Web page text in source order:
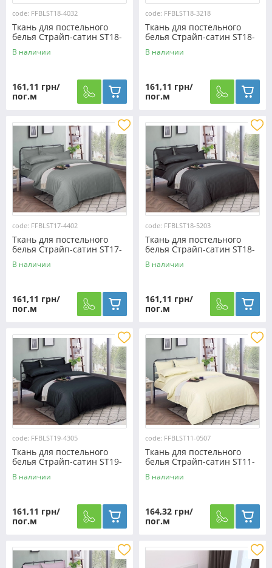
code: FFBLST18-4032
Ткань для постельного
белья Страйп-сатин ST18-
4032 (50м)
В наличии
161,11 грн/
пог.м
code: FFBLST18-3218
Ткань для постельного
белья Страйп-сатин ST18-
3218 (50м)
В наличии
161,11 грн/
пог.м
code: FFBLST17-4402
Ткань для постельного
белья Страйп-сатин ST17-
4402 (50м)
В наличии
161,11 грн/
пог.м
code: FFBLST18-5203
Ткань для постельного
белья Страйп-сатин ST18-
5203 (50м)
В наличии
161,11 грн/
пог.м
code: FFBLST19-4305
Ткань для постельного
белья Страйп-сатин ST19-
4305 (50м)
В наличии
161,11 грн/
пог.м
code: FFBLST11-0507
Ткань для постельного
белья Страйп-сатин ST11-
0507 (50м)
В наличии
164,32 грн/
пог.м